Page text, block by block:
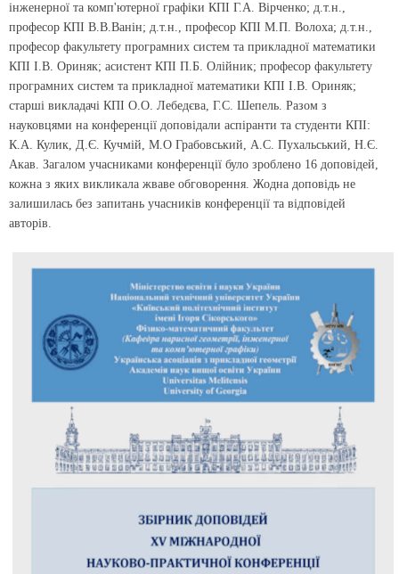
інженерної та комп'ютерної графіки КПІ Г.А. Вірченко; д.т.н.,
професор КПІ В.В.Ванін; д.т.н., професор КПІ М.П. Волоха; д.т.н.,
професор факультету програмних систем та прикладної математики
КПІ І.В. Ориняк; асистент КПІ П.Б. Олійник; професор факультету
програмних систем та прикладної математики КПІ І.В. Ориняк;
старші викладачі КПІ О.О. Лебедєва, Г.С. Шепель. Разом з
науковцями на конференції доповідали аспіранти та студенти КПІ:
К.А. Кулик, Д.Є. Кучмій, М.О Грабовський, А.С. Пухальський, Н.Є.
Акав. Загалом учасниками конференції було зроблено 16 доповідей,
кожна з яких викликала жваве обговорення. Жодна доповідь не
залишилась без запитань учасників конференції та відповідей
авторів.